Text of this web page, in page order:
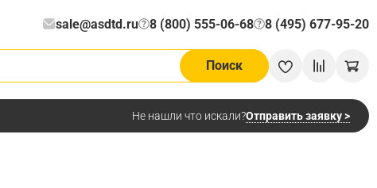
sale@asdtd.ru 8 (800) 555-06-68
? 8 (495) 677-95-20
?
Поиск
Не нашли что искали?Отправить заявку >